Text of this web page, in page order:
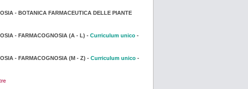
- BOTANICA FARMACEUTICA DELLE PIANTE
- FARMACOGNOSIA (A - L) - Curriculum unico -
- FARMACOGNOSIA (M - Z) - Curriculum unico -